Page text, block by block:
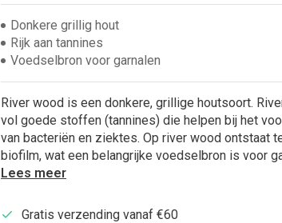
Donkere grillig hout
Rijk aan tannines
Voedselbron voor garnalen
River wood is een donkere, grillige houtsoort.
vol goede stoffen (tannines) die helpen bij het
van bacteriën en ziektes. Op river wood ontstaat
biofilm, wat een belangrijke voedselbron is voor
Lees meer
Gratis verzending vanaf €60